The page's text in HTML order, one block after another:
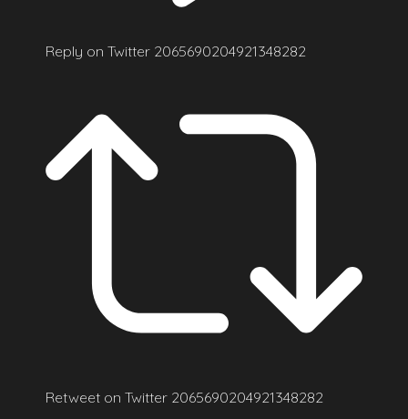
Reply on Twitter 2065690204921348282
Retweet on Twitter 2065690204921348282